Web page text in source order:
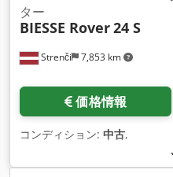
Strenči 7,853 km
ター
BIESSE Rover24 S
価格情報
コンディション: 中古,